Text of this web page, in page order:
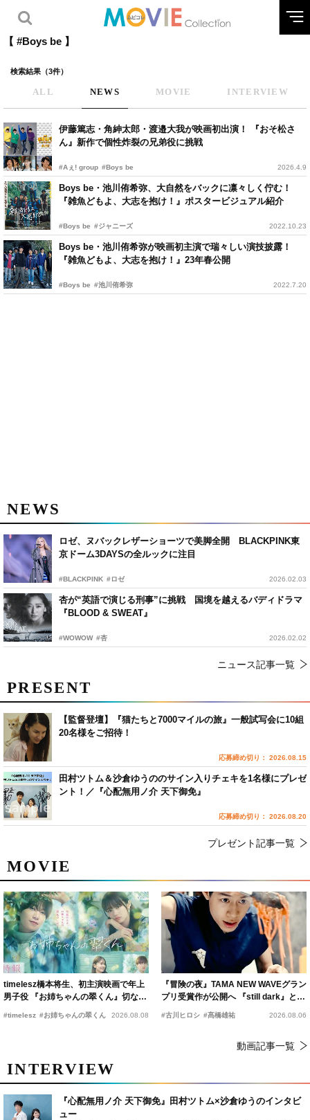
【 #Boys be 】
検索結果（3件）
ALL NEWS MOVIE INTERVIEW
伊藤篤志・角紳太郎・渡邉大我が映画初出演！ 『おそ松さ
ん』新作で個性炸裂の兄弟役に挑戦
#Aぇ! group #Boys be 2026.4.9
Boys be・池川侑希弥、大自然をバックに凛々しく佇む！
『雑魚どもよ、大志を抱け！』ポスタービジュアル紹介
#Boys be #ジャニーズ 2022.10.23
Boys be・池川侑希弥が映画初主演で瑞々しい演技披露！
『雑魚どもよ、大志を抱け！』23年春公開
#Boys be #池川侑希弥 2022.7.20
NEWS
ロゼ、ヌバックレザーショーツで美脚全開 BLACKPINK東
京ドーム3DAYSの全ルックに注目
#BLACKPINK #ロゼ 2026.02.03
杏が“英語で演じる刑事”に挑戦 国境を越えるバディドラマ
『BLOOD & SWEAT』
#WOWOW #杏 2026.02.02
ニュース記事一覧
MOVIE
timelesz橋本将生、初主演映画で年上
男子役 『お姉ちゃんの翠くん』切ない
恋の幕開けを予感
#timelesz #お姉ちゃんの翠くん 2026.08.08
『冒険の夜』TAMA NEW WAVEグラン
プリ受賞作が公開へ 『still dark』と同
時上映決定
#古川ヒロシ #髙橋雄祐 2026.08.06
動画記事一覧
INTERVIEW
『心配無用ノ介 天下御免』田村ツトム×沙倉ゆうのインタビ
ュー
PRESENT
【監督登壇】『猫たちと7000マイルの旅』一般試写会に10組
20名様をご招待！
応募締め切り： 2026.08.15
田村ツトム＆沙倉ゆうののサイン入りチェキを1名様にプレゼ
ント！／『心配無用ノ介 天下御免』
応募締め切り： 2026.08.20
プレゼント記事一覧